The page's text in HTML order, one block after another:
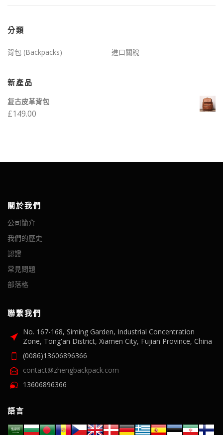
分類
背包 (Backpacks) 進口關稅
新產品
复古皮革背包
£149.00
關於我們
公司簡介
我們的歷史
認證
常見問題
部落格
聯繫我們
No. 167-168, Siming Garden, Industrial Concentration
Zone, Tong'an District, Xiamen City, Fujian Province, China
(0086)13606896366
contact@zhengbackpack.com
13606896366
語言